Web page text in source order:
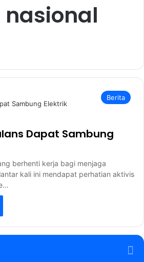
Berita
Dapat Sambung
berhenti kerja bagi menjaga
kali ini mendapat perhatian aktivis